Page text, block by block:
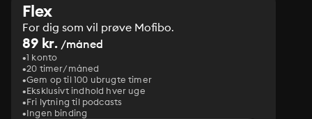
Flex
For dig som vil prøve Mofibo.
89 kr. /måned
1 konto
20 timer/måned
Gem op til 100 ubrugte timer
Eksklusivt indhold hver uge
Fri lytning til podcasts
Ingen binding